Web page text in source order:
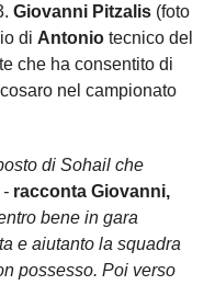
Giovanni Pitzalis (foto
di Antonio tecnico del
che ha consentito di
nel campionato
di Sohail che
- racconta Giovanni,
bene in gara
e aiutanto la squadra
possesso. Poi verso